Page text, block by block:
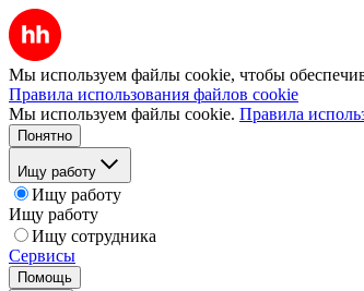
Мы используем файлы cookie, чтобы
Правила использования файлов cookie
Мы используем файлы cookie. Правила
Понятно
Ищу работу
Ищу работу
Ищу работу
Ищу сотрудника
Сервисы
Помощь